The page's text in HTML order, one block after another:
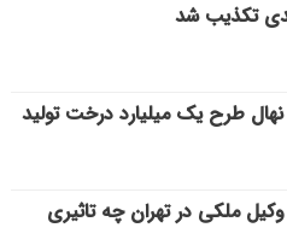
تکذیب شد
نهال طرح یک میلیارد درخت تولید
ملکی در تهران چه تاثیری